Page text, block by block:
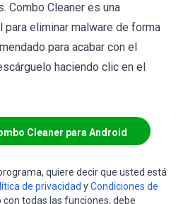
Combo Cleaner es una
para eliminar malware de forma
para acabar con el
haciendo clic en el
Cleaner para Android
quiere decir que usted está
de privacidad yCondiciones de
con todas las funciones, debe